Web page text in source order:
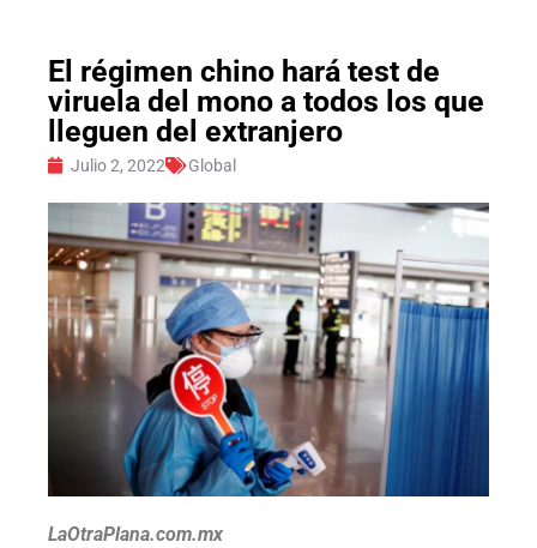
El régimen chino hará test de
viruela del mono a todos los que
lleguen del extranjero
Julio 2, 2022 Global
LaOtraPlana.com.mx